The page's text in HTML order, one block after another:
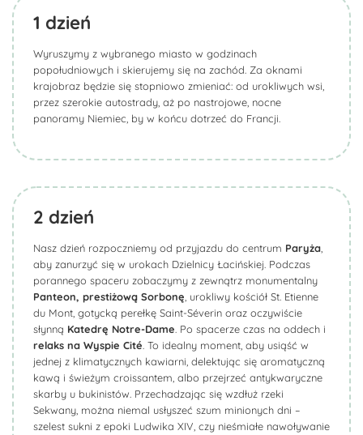
1 dzień
Wyruszymy z wybranego miasto w godzinach
popołudniowych i skierujemy się na zachód. Za oknami
krajobraz będzie się stopniowo zmieniać: od urokliwych wsi,
przez szerokie autostrady, aż po nastrojowe, nocne
panoramy Niemiec, by w końcu dotrzeć do Francji.
2 dzień
Nasz dzień rozpoczniemy od przyjazdu do centrum Paryża
aby zanurzyć się w urokach Dzielnicy Łacińskiej. Podczas
porannego spaceru zobaczymy z zewnątrz monumentalny
Panteon, prestiżową Sorbonę , urokliwy kościół St. Etienne
du Mont, gotycką perełkę Saint-Séverin oraz oczywiście
słynną Katedrę Notre-Dame . Po spacerze czas na oddech i
relaks na Wyspie Cité . To idealny moment, aby usiąść w
jednej z klimatycznych kawiarni, delektując się aromatyczną
kawą i świeżym croissantem, albo przejrzeć antykwaryczne
skarby u bukinistów. Przechadzając się wzdłuż rzeki
Sekwany, można niemal usłyszeć szum minionych dni –
szelest sukni z epoki Ludwika XIV, czy nieśmiałe nawoływanie